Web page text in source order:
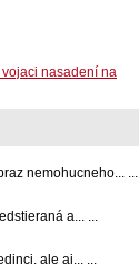
nasadení na
nemohucneho... ...
a... ...
ale aj... ...